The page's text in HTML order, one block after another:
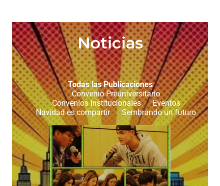
Noticias
Todas las Publicaciones
Convenio Preuniversitario
Convenios Institucionales
Eventos
Navidad es compartir
Sembrando un futuro